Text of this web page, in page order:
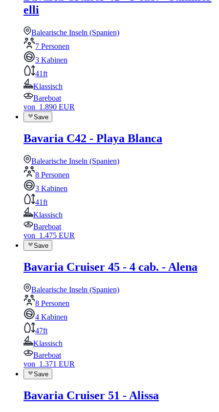
elli
Balearische Inseln (Spanien)
7 Personen
3 Kabinen
41ft
Klassisch
Bareboat
von 1.890 EUR
Save
Bavaria C42 - Playa Blanca
Balearische Inseln (Spanien)
8 Personen
3 Kabinen
41ft
Klassisch
Bareboat
von 1.475 EUR
Save
Bavaria Cruiser 45 - 4 cab. - Alena
Balearische Inseln (Spanien)
8 Personen
4 Kabinen
47ft
Klassisch
Bareboat
von 1.371 EUR
Save
Bavaria Cruiser 51 - Alissa